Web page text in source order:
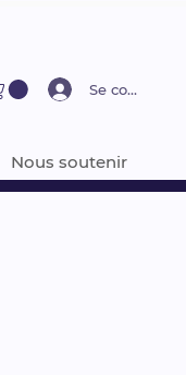
Se connecter
Nous soutenir